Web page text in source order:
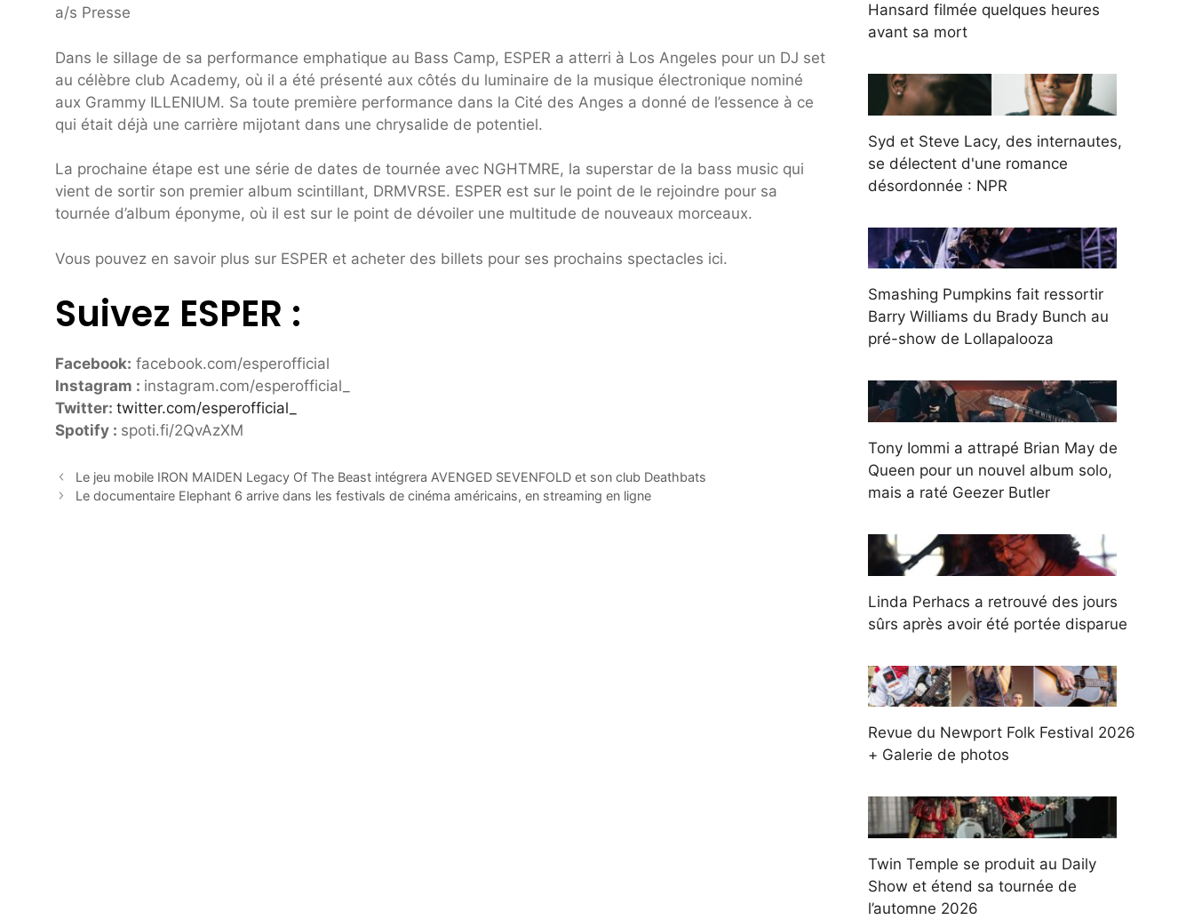
a/s Presse
Dans le sillage de sa performance emphatique au Bass Camp, ESPER a atterri à Los Angeles pour un DJ set
au célèbre club Academy, où il a été présenté aux côtés du luminaire de la musique électronique nominé
aux Grammy ILLENIUM. Sa toute première performance dans la Cité des Anges a donné de l’essence à ce
qui était déjà une carrière mijotant dans une chrysalide de potentiel.
La prochaine étape est une série de dates de tournée avec NGHTMRE, la superstar de la bass music qui
vient de sortir son premier album scintillant, DRMVRSE. ESPER est sur le point de le rejoindre pour sa
tournée d’album éponyme, où il est sur le point de dévoiler une multitude de nouveaux morceaux.
Vous pouvez en savoir plus sur ESPER et acheter des billets pour ses prochains spectacles ici.
Suivez ESPER :
Facebook: facebook.com/esperofficial
Instagram : instagram.com/esperofficial_
Twitter: twitter.com/esperofficial_
Spotify : spoti.fi/2QvAzXM
Le jeu mobile IRON MAIDEN Legacy Of The Beast intégrera AVENGED SEVENFOLD et son club Deathbats
Le documentaire Elephant 6 arrive dans les festivals de cinéma américains, en streaming en ligne
Hansard filmée quelques heures
avant sa mort
Syd et Steve Lacy, des internautes,
se délectent d'une romance
désordonnée : NPR
Smashing Pumpkins fait ressortir
Barry Williams du Brady Bunch au
pré-show de Lollapalooza
Tony Iommi a attrapé Brian May de
Queen pour un nouvel album solo,
mais a raté Geezer Butler
Linda Perhacs a retrouvé des jours
sûrs après avoir été portée disparue
Revue du Newport Folk Festival 2026
+ Galerie de photos
Twin Temple se produit au Daily
Show et étend sa tournée de
l’automne 2026